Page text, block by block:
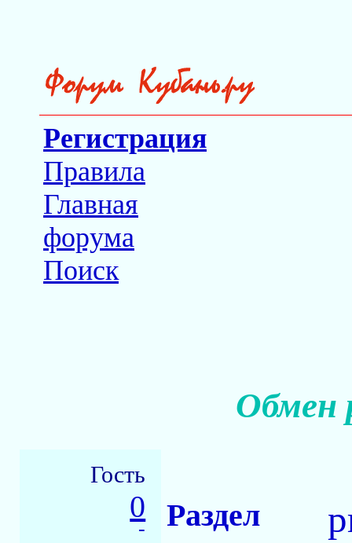
Регистрация
Правила
Главная
форума
Поиск
Обмен
Гость
0
- Раздел